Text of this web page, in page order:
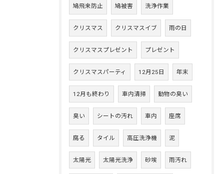
鳩飛来防止 鳩被害 洗浄作業
クリスマス クリスマスイブ 雨の日
クリスマスプレゼント プレゼント
クリスマスパーティ 12月25日 年末
12月も終わり 車内清掃 動物の臭い
臭い シートの汚れ 車内 座席
腐る タイル 高圧洗浄機 泥
太陽光 太陽光洗浄 砂埃 雨汚れ